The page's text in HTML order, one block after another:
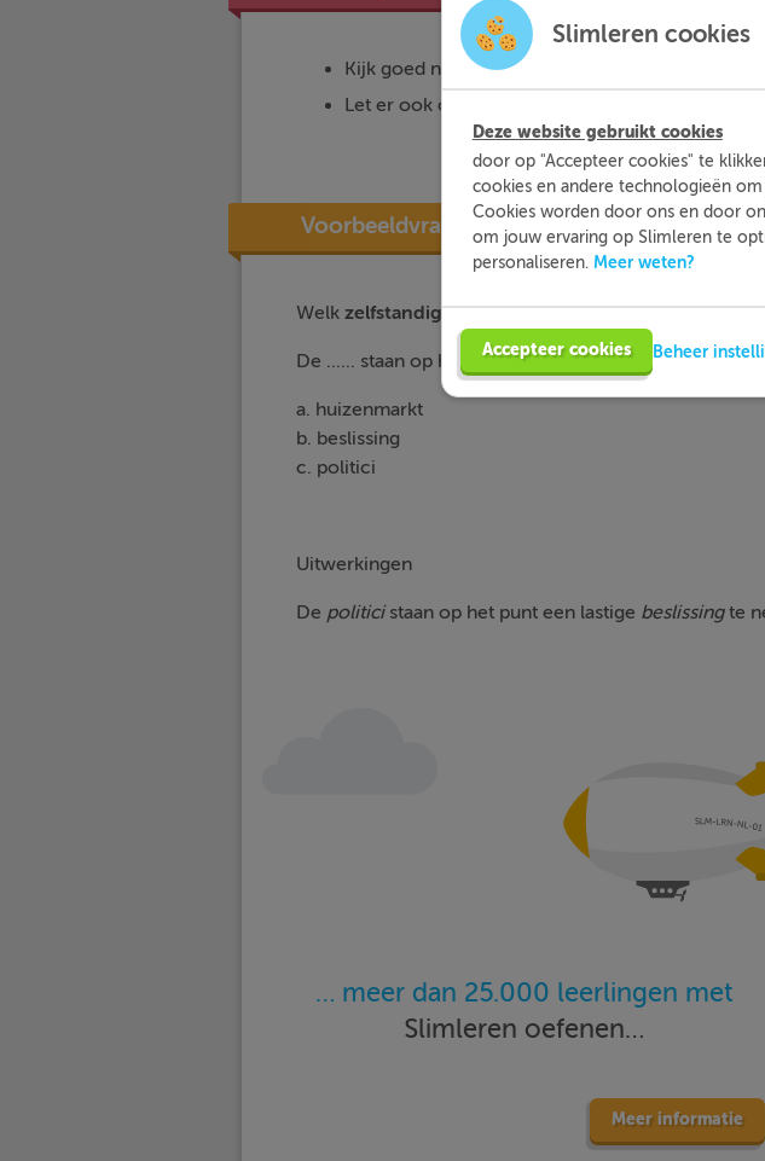
Kijk goed naar wat er vóór het zelfstandig
Let er ook op dat de zin klopt en dat het geen
Voorbeeldvraag
Welk zelfstandig naamwoordmoet op welke plaats?
De ...... staan op het punt een lastige ...... te nemen
a. huizenmarkt
b. beslissing
c. politici
Uitwerkingen
De politicistaan op het punt een lastige beslissingte
… meer dan 25.000 leerlingen met
Slimleren oefenen…
Meer informatie
Slimleren cookies
Deze website gebruikt cookies
door op "Accepteer cookies" te
cookies en andere technologieën
Cookies worden door ons en door
om jouw ervaring op Slimleren te
personaliseren. Meer weten?
Accepteer cookies Beheer